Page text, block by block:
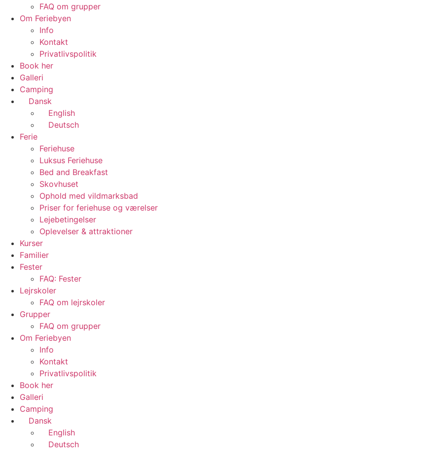
FAQ om grupper
Om Feriebyen
Info
Kontakt
Privatlivspolitik
Book her
Galleri
Camping
Dansk
English
Deutsch
Ferie
Feriehuse
Luksus Feriehuse
Bed and Breakfast
Skovhuset
Ophold med vildmarksbad
Priser for feriehuse og værelser
Lejebetingelser
Oplevelser & attraktioner
Kurser
Familier
Fester
FAQ: Fester
Lejrskoler
FAQ om lejrskoler
Grupper
FAQ om grupper
Om Feriebyen
Info
Kontakt
Privatlivspolitik
Book her
Galleri
Camping
Dansk
English
Deutsch